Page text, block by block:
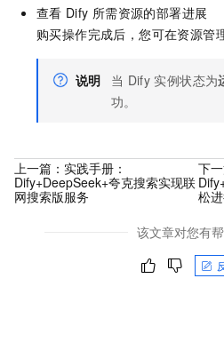
查看 Dify 所需资源的部署进展
购买操作完成后，您可在资源管
说明 当 Dify 实例状态为
功。
上一篇： 实践手册：
Dify+DeepSeek+夸克搜索实现联
网搜索版服务
下一
松
该文章对您有